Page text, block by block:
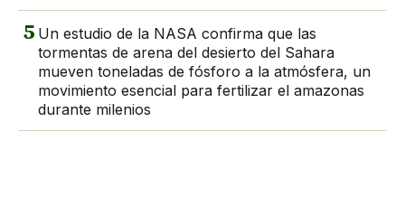
5 Un estudio de la NASA confirma que las
tormentas de arena del desierto del Sahara
mueven toneladas de fósforo a la atmósfera, un
movimiento esencial para fertilizar el amazonas
durante milenios